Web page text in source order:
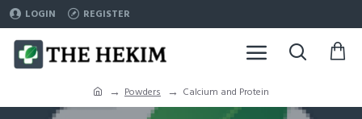
LOGIN REGISTER
Powders Calcium and Protein